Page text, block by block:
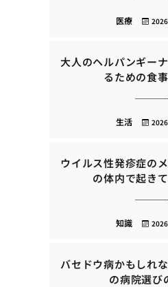
医療
大人のヘルパンギー
るための食
生活
ウイルス性発疹症の
の体内で起き
知識
バセドウ病かもしれ
の病院選び